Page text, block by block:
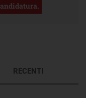
RECENTI